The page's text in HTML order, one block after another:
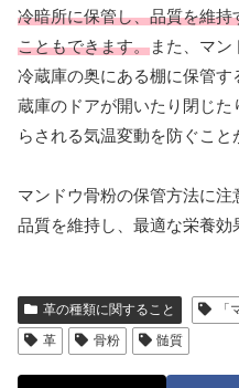
冷暗所に保管し、品質を維
こともできます。また、マン
冷蔵庫の奥にある棚に保管
蔵庫のドアが開いたり閉じた
らされる気温変動を防ぐこと
マンドウ骨粉の保管方法に
品質を維持し、最適な栄養効
革の種類に関すること 「
革
骨粉 髄質